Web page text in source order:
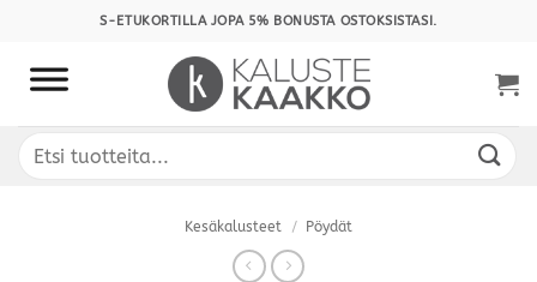
content
S-ETUKORTILLA JOPA 5% BONUSTA OSTOKSISTASI.
Etsi:
Kesäkalusteet / Pöydät